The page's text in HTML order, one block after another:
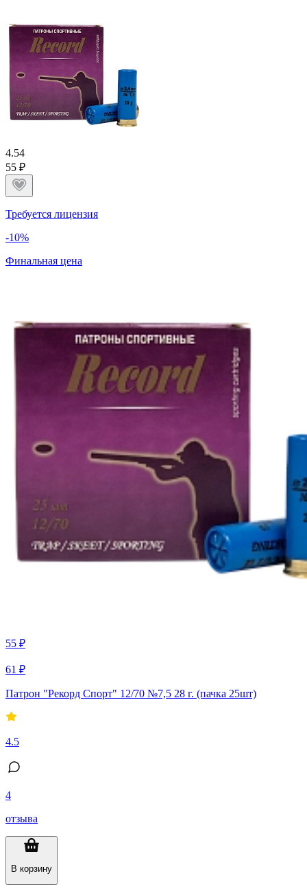
4.54
55 ₽
Требуется лицензия
-10%
Финальная цена
55 ₽
61 ₽
Патрон "Рекорд Спорт" 12/70 №7,5 28 г. (пачка 25шт)
4.5
4
отзыва
В корзину